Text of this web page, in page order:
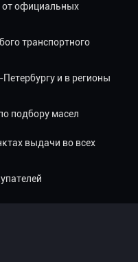
от официальных
транспортного
и в регионы
подбору масел
выдачи во всех